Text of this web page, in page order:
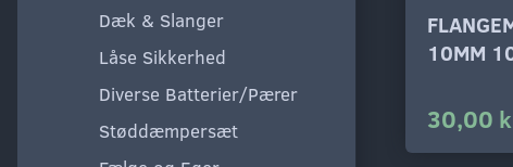
Dæk & Slanger
Låse Sikkerhed
Diverse Batterier/Pærer
Støddæmpersæt
10MM
30,00